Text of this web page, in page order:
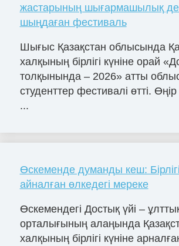
жастарының шығармашылық
шыңдаған фестиваль
Шығыс Қазақстан облысында
халқының бірлігі күніне орай
толқынында – 2026» атты
студенттер фестивалі өтті.
...
Өскеменде думанды кеш:
айналған өлкедегі мереке
Өскемендегі Достық үйі –
орталығының алаңында
халқының бірлігі күніне